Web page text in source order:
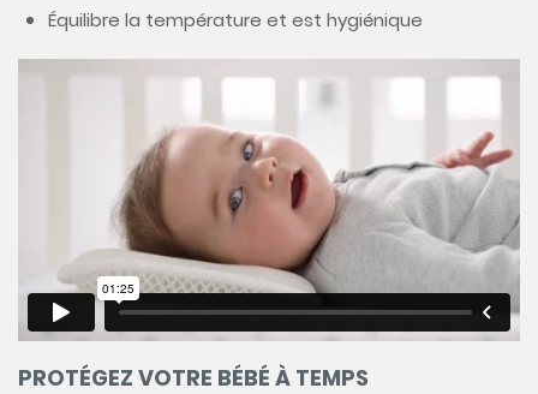
Équilibre la température et est hygiénique
PROTÉGEZ VOTRE BÉBÉ À TEMPS